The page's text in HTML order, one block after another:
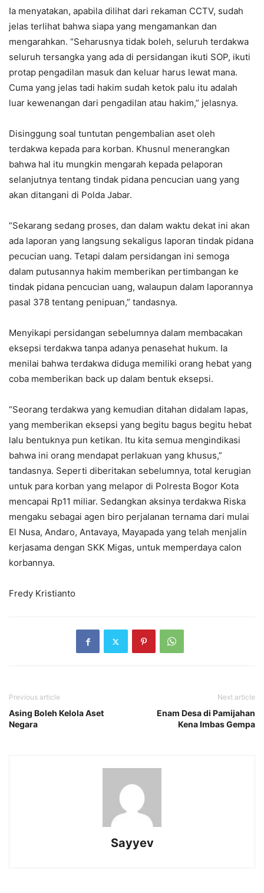
Ia menyatakan, apabila dilihat dari rekaman CCTV, sudah
jelas terlihat bahwa siapa yang mengamankan dan
mengarahkan. “Seharusnya tidak boleh, seluruh terdakwa
seluruh tersangka yang ada di persidangan ikuti SOP, ikuti
protap pengadilan masuk dan keluar harus lewat mana.
Cuma yang jelas tadi hakim sudah ketok palu itu adalah
luar kewenangan dari pengadilan atau hakim,” jelasnya.
Disinggung soal tuntutan pengembalian aset oleh
terdakwa kepada para korban. Khusnul menerangkan
bahwa hal itu mungkin mengarah kepada pelaporan
selanjutnya tentang tindak pidana pencucian uang yang
akan ditangani di Polda Jabar.
“Sekarang sedang proses, dan dalam waktu dekat ini akan
ada laporan yang langsung sekaligus laporan tindak pidana
pecucian uang. Tetapi dalam persidangan ini semoga
dalam putusannya hakim memberikan pertimbangan ke
tindak pidana pencucian uang, walaupun dalam laporannya
pasal 378 tentang penipuan,” tandasnya.
Menyikapi persidangan sebelumnya dalam membacakan
eksepsi terdakwa tanpa adanya penasehat hukum. Ia
menilai bahwa terdakwa diduga memiliki orang hebat yang
coba memberikan back up dalam bentuk eksepsi.
“Seorang terdakwa yang kemudian ditahan didalam lapas,
yang memberikan eksepsi yang begitu bagus begitu hebat
lalu bentuknya pun ketikan. Itu kita semua mengindikasi
bahwa ini orang mendapat perlakuan yang khusus,”
tandasnya. Seperti diberitakan sebelumnya, total kerugian
untuk para korban yang melapor di Polresta Bogor Kota
mencapai Rp11 miliar. Sedangkan aksinya terdakwa Riska
mengaku sebagai agen biro perjalanan ternama dari mulai
El Nusa, Andaro, Antavaya, Mayapada yang telah menjalin
kerjasama dengan SKK Migas, untuk memperdaya calon
korbannya.
Fredy Kristianto
Previous article
Asing Boleh Kelola Aset
Negara
Next article
Enam Desa di Pamijahan
Kena Imbas Gempa
Sayyev